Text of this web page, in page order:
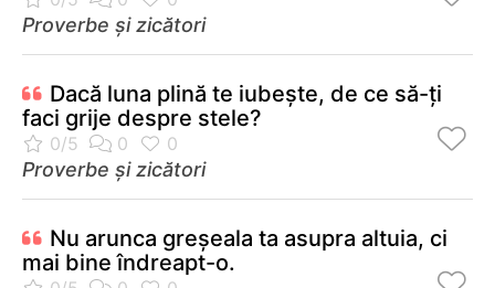
Proverbe și zicători
Dacă luna plină te iubeşte, de ce să-ţi
faci grije despre stele?
Proverbe și zicători
Nu arunca greşeala ta asupra altuia, ci
mai bine îndreapt-o.